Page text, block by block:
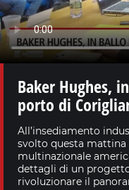
Baker Hughes,
porto di
All’insediamento
svolto questa
multinazionale
dettagli di un
rivoluzionare il